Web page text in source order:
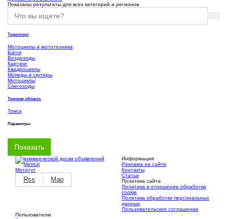
Показаны результаты для всех категорий и регионов
Транспорт
Мотоциклы и мототехника
Багги
Вездеходы
Картинг
Квадроциклы
Мопеды и скутеры
Мотоциклы
Снегоходы
Томская область
Томск
Параметры
Метртут
Rss Map
Информация
Реклама на сайте
Контакты
Статьи
Политика сайта
Политика в отношении обработки
cookie
Политика обработки персональных
данных
Пользовательское соглашение
Пользователю